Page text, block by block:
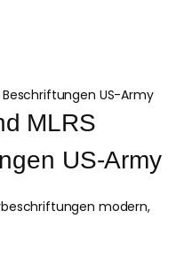
MLRS
US-Army